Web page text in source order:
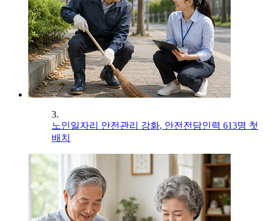
3.
노인일자리 안전관리 강화, 안전전담인력 613명 첫
배치